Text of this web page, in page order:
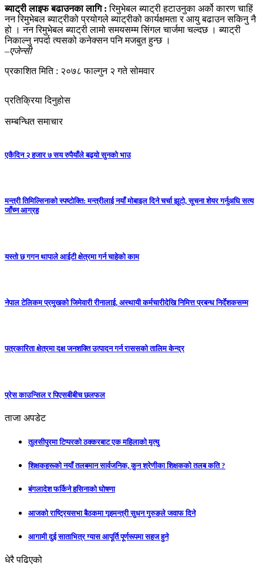
ब्याट्री लाइफ बढाउनका लागि : रिमुभेबल ब्याट्री हटाउनुका अर्को कारण चाहिं
नन रिमुभेबल ब्याट्रीको प्रयोगले ब्याट्रीको कार्यक्षमता र आयु बढाउन सकिनु नै
हो । नन रिमुभेबल ब्याट्री लामो समयसम्म सिंगल चार्जमा चल्दछ । ब्याट्री
निकाल्नु नपर्दा त्यसको कनेक्सन पनि मजबुत हुन्छ ।
–एजेन्सी
प्रकाशित मिति : २०७८ फाल्गुन २ गते सोमवार
प्रतिक्रिया दिनुहोस
सम्बन्धित समाचार
एकैदिन २ हजार ७ सय रुपैयाँले बढ्यो सुनको भाउ
मन्त्री तिमिल्सिनाको स्पष्टोक्ति: मन्त्रीलाई नयाँ मोबाइल दिने चर्चा झूटो, सूचना शेयर गर्नुअघि सत्य
जाँच्न आग्रह
यस्तो छ गगन थापाले आईटी क्षेत्रमा गर्न चाहेको काम
नेपाल टेलिकम प्रमुखको जिमेवारी रीनालाई, अस्थायी कर्मचारीदेखि निमित्त प्रबन्ध निर्देशकसम्म
पत्रकारिता क्षेत्रमा दक्ष जनशक्ति उत्पादन गर्न राससको तालिम केन्द्र
प्रेस काउन्सिल र पिएसबीबीच छलफल
ताजा अपडेट
तुलसीपुरमा टिप्परको ठक्करबाट एक महिलाको मृत्यु
शिक्षकहरूको नयाँ तलबमान सार्वजनिक, कुन श्रेणीका शिक्षकको तलब कति ?
बंगलादेश फर्किने हसिनाको घोषणा
आजको राष्ट्रियसभा बैठकमा गृहमन्त्री सुधन गुरुङले जवाफ दिने
आगामी दुई साताभित्र ग्यास आपूर्ति पूर्णरूपमा सहज हुने
धेरै पढिएको